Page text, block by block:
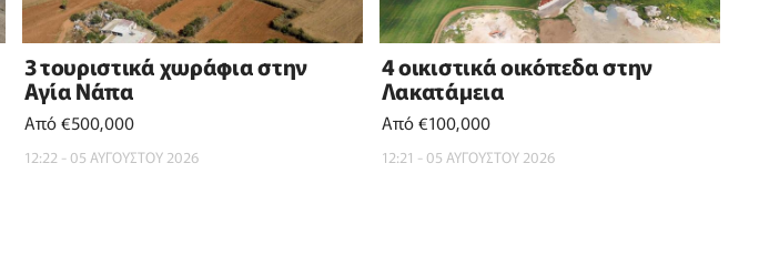
3 τουριστικά χωράφια στην
Αγία Νάπα
Από €500,000
12:22 - 05 ΑΥΓΟΥΣΤΟΥ 2026
4 οικιστικά οικόπεδα στην
Λακατάμεια
Από €100,000
12:21 - 05 ΑΥΓΟΥΣΤΟΥ 2026